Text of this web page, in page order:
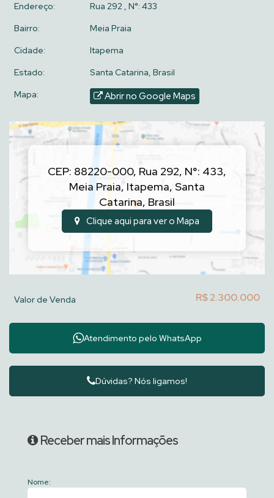
Endereço: Rua 292 , N°: 433
Bairro:
Meia Praia
Cidade:
Itapema
Estado:
Santa Catarina, Brasil
Mapa:
Abrir no Google Maps
CEP: 88220-000, Rua 292, N°: 433,
Meia Praia,Itapema, Santa
Catarina, Brasil
Clique aqui para ver o Mapa
R$2.300.000
Valor de Venda
Atendimento pelo WhatsApp
Dúvidas? Nós ligamos!
Receber mais Informações
Nome: